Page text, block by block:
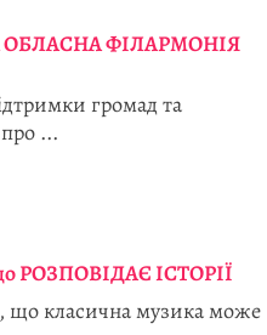
ФІЛАРМОНІЯ
громад та
...
ІСТОРІЇ
що класична музика може